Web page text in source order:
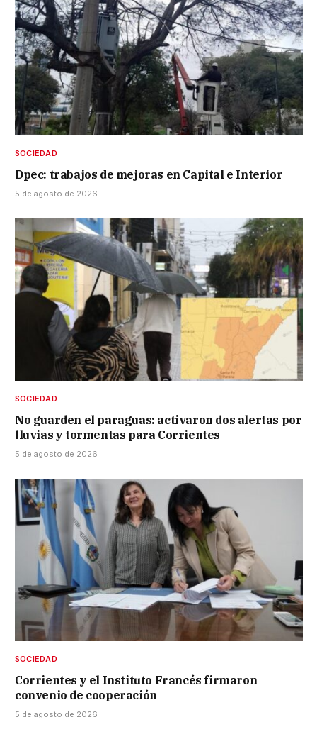
SOCIEDAD
Dpec: trabajos de mejoras en Capital e Interior
5 de agosto de 2026
SOCIEDAD
No guarden el paraguas: activaron dos alertas por
lluvias y tormentas para Corrientes
5 de agosto de 2026
SOCIEDAD
Corrientes y el Instituto Francés firmaron
convenio de cooperación
5 de agosto de 2026